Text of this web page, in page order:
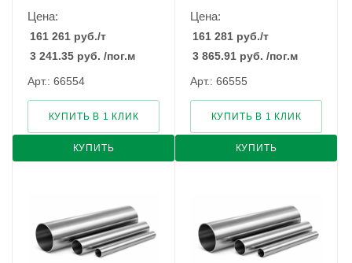
Цена:
161 261 руб./т
3 241.35 руб. /пог.м
Арт.: 66554
КУПИТЬ
КУПИТЬ В 1 КЛИК
Цена:
161 281 руб./т
3 865.91 руб. /пог.м
Арт.: 66555
КУПИТЬ
КУПИТЬ В 1 КЛИК